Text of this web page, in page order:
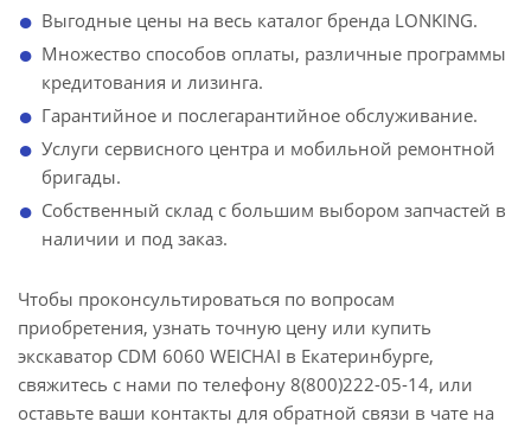
Выгодные цены на весь каталог бренда LONKING.
Множество способов оплаты, различные программы
кредитования и лизинга.
Гарантийное и послегарантийное обслуживание.
Услуги сервисного центра и мобильной ремонтной
бригады.
Собственный склад с большим выбором запчастей в
наличии и под заказ.
Чтобы проконсультироваться по вопросам
приобретения, узнать точную цену или купить
экскаватор CDM 6060 WEICHAI в Екатеринбурге,
свяжитесь с нами по телефону 8(800)222-05-14, или
оставьте ваши контакты для обратной связи в чате на